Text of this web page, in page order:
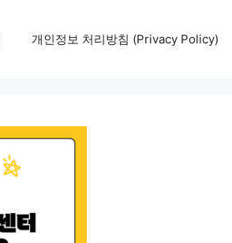
개인정보 처리방침 (Privacy Policy)